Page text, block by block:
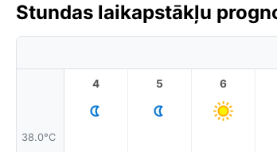
Stundas laikapstākļu
38.0°C
4 5 6